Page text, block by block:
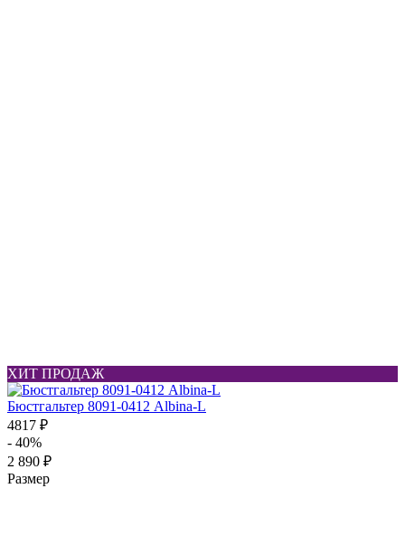
ХИТ ПРОДАЖ
Бюстгальтер 8091-0412 Albina-L
4817 ₽
- 40%
2 890 ₽
Размер